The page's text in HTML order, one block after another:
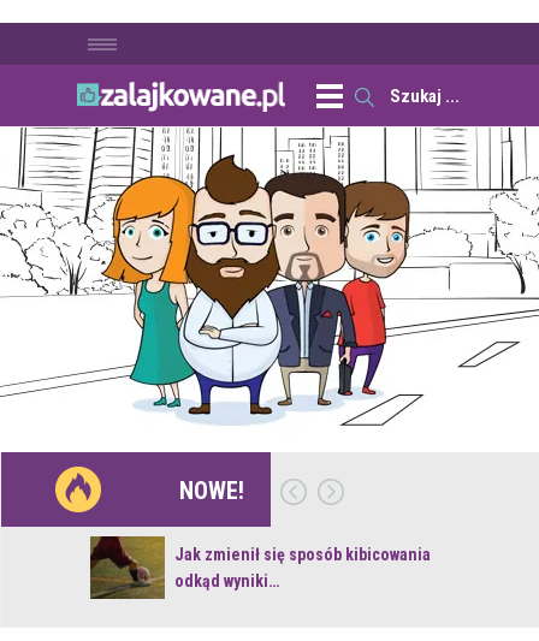
NOWE!
Jak zmienił się sposób kibicowania
odkąd wyniki…